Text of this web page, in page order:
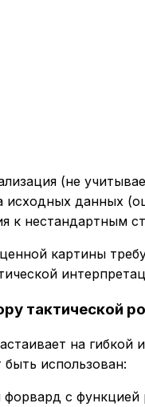
(не
исходных данных
к нестандартным
картины
тактической
на
использован:
с функцией